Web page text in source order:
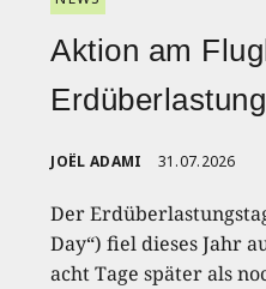
Aktion am
JOËL ADAMI 31.07.2026
Der
Day“) fiel dieses Jahr
acht Tage später als